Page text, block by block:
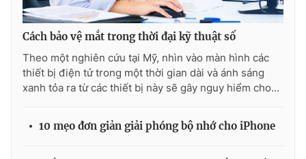
Cách bảo vệ mắt trong thời đại kỹ thuật số
Theo một nghiên cứu tại Mỹ, nhìn vào màn hình các
thiết bị điện tử trong một thời gian dài và ánh sáng
xanh tỏa ra từ các thiết bị này sẽ gây nguy hiểm cho...
10 mẹo đơn giản giải phóng bộ nhớ cho iPhone